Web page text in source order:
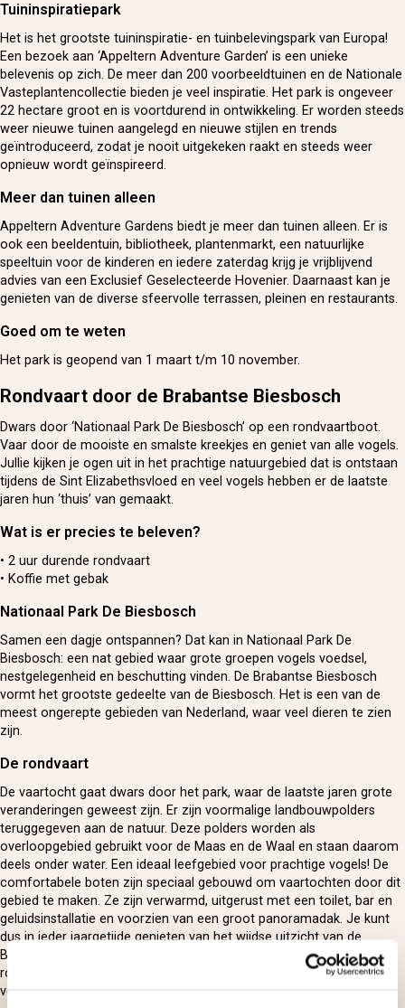
Tuininspiratiepark
Het is het grootste tuininspiratie- en tuinbelevingspark van Europa!
Een bezoek aan ‘Appeltern Adventure Garden’ is een unieke
belevenis op zich. De meer dan 200 voorbeeldtuinen en de Nationale
Vasteplantencollectie bieden je veel inspiratie. Het park is ongeveer
22 hectare groot en is voortdurend in ontwikkeling. Er worden steeds
weer nieuwe tuinen aangelegd en nieuwe stijlen en trends
geïntroduceerd, zodat je nooit uitgekeken raakt en steeds weer
opnieuw wordt geïnspireerd.
Meer dan tuinen alleen
Appeltern Adventure Gardens biedt je meer dan tuinen alleen. Er is
ook een beeldentuin, bibliotheek, plantenmarkt, een natuurlijke
speeltuin voor de kinderen en iedere zaterdag krijg je vrijblijvend
advies van een Exclusief Geselecteerde Hovenier. Daarnaast kan je
genieten van de diverse sfeervolle terrassen, pleinen en restaurants.
Goed om te weten
Het park is geopend van 1 maart t/m 10 november.
Rondvaart door de Brabantse Biesbosch
Dwars door ‘Nationaal Park De Biesbosch’ op een rondvaartboot.
Vaar door de mooiste en smalste kreekjes en geniet van alle vogels.
Jullie kijken je ogen uit in het prachtige natuurgebied dat is ontstaan
tijdens de Sint Elizabethsvloed en veel vogels hebben er de laatste
jaren hun ‘thuis’ van gemaakt.
Wat is er precies te beleven?
• 2 uur durende rondvaart
• Koffie met gebak
Nationaal Park De Biesbosch
Samen een dagje ontspannen? Dat kan in Nationaal Park De
Biesbosch: een nat gebied waar grote groepen vogels voedsel,
nestgelegenheid en beschutting vinden. De Brabantse Biesbosch
vormt het grootste gedeelte van de Biesbosch. Het is een van de
meest ongerepte gebieden van Nederland, waar veel dieren te zien
zijn.
De rondvaart
De vaartocht gaat dwars door het park, waar de laatste jaren grote
veranderingen geweest zijn. Er zijn voormalige landbouwpolders
teruggegeven aan de natuur. Deze polders worden als
overloopgebied gebruikt voor de Maas en de Waal en staan daarom
deels onder water. Een ideaal leefgebied voor prachtige vogels! De
comfortabele boten zijn speciaal gebouwd om vaartochten door dit
gebied te maken. Ze zijn verwarmd, uitgerust met een toilet, bar en
geluidsinstallatie en voorzien van een groot panoramadak. Je kunt
dus in ieder jaargetijde genieten van het wijdse uitzicht van de
Biesbosch! Ieder weekend en tijdens schoolvakanties vertrekt de
rondvaart, die twee uur duurt, één of meerdere keren vanaf het
vertrekpunt in Drimmelen.